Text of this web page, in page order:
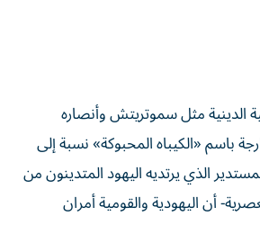
الدينية مثل سموتريتش وأنصاره
​باسم «الكيباه المحبوكة» نسبة إلى
الذي يرتديه اليهود المتدينون من
أن اليهودية والقومية أمران